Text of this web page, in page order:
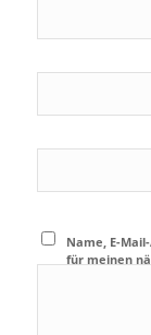
Name, E-
für meinen